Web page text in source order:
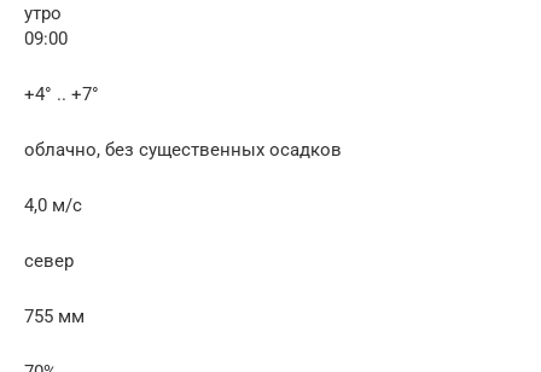
утро
09:00
+4° .. +7°
облачно, без существенных осадков
4,0 м/с
север
755 мм